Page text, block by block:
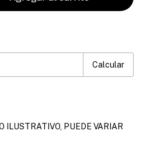
Calcular
ILUSTRATIVO, PUEDE VARIAR